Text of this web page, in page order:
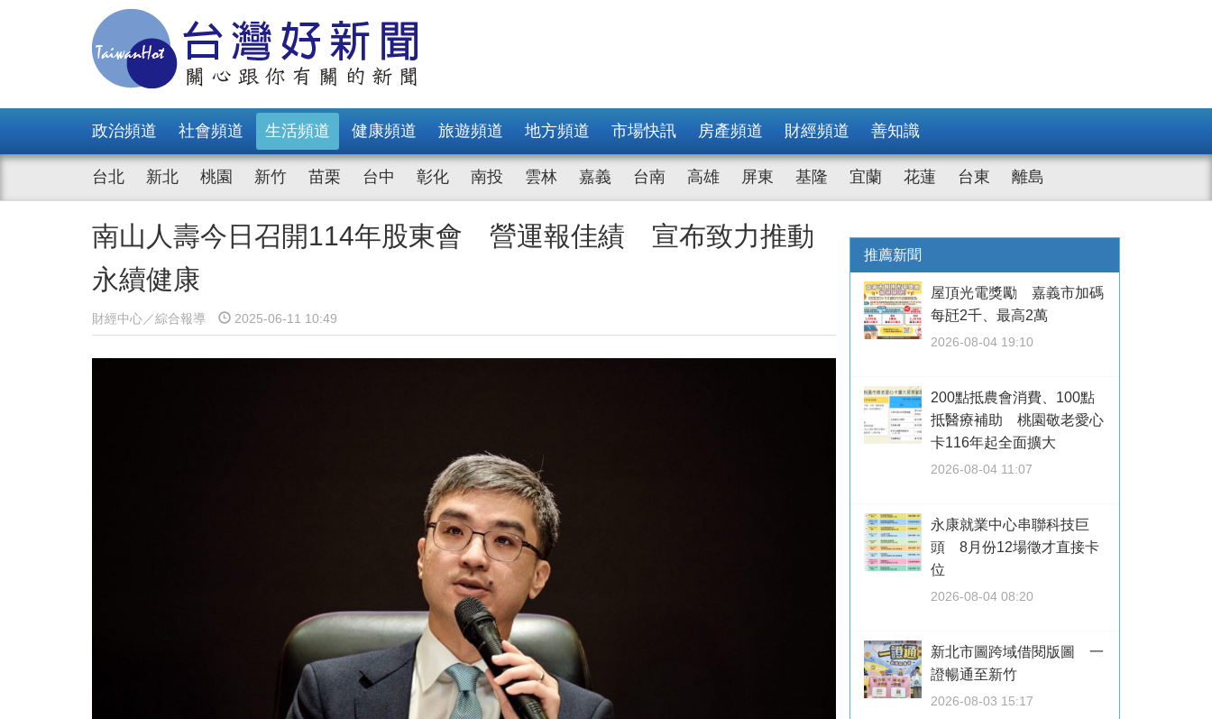
政治頻道 社會頻道 生活頻道 健康頻道 旅遊頻道 地方頻道 市場快訊 房產頻道 財經頻道 善知識
台北 新北 桃園 新竹 苗栗 台中 彰化 南投 雲林 嘉義 台南 高雄 屏東 基隆 宜蘭 花蓮 台東 離島
南山人壽今日召開114年股東會 營運報佳績 宣布致力推動
永續健康
財經中心／綜合報導 2025-06-11 10:49
推薦新聞
屋頂光電獎勵 嘉義市加碼
每瓩2千、最高2萬
2026-08-04 19:10
200點抵農會消費、100點
抵醫療補助 桃園敬老愛心
卡116年起全面擴大
2026-08-04 11:07
永康就業中心串聯科技巨
頭 8月份12場徵才直接卡
位
2026-08-04 08:20
新北市圖跨域借閱版圖 一
證暢通至新竹
2026-08-03 15:17